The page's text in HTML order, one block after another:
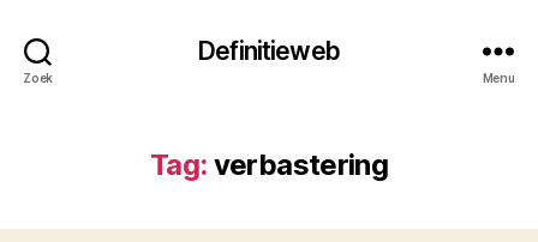
Zoek
Definitieweb
Menu
Tag: verbastering